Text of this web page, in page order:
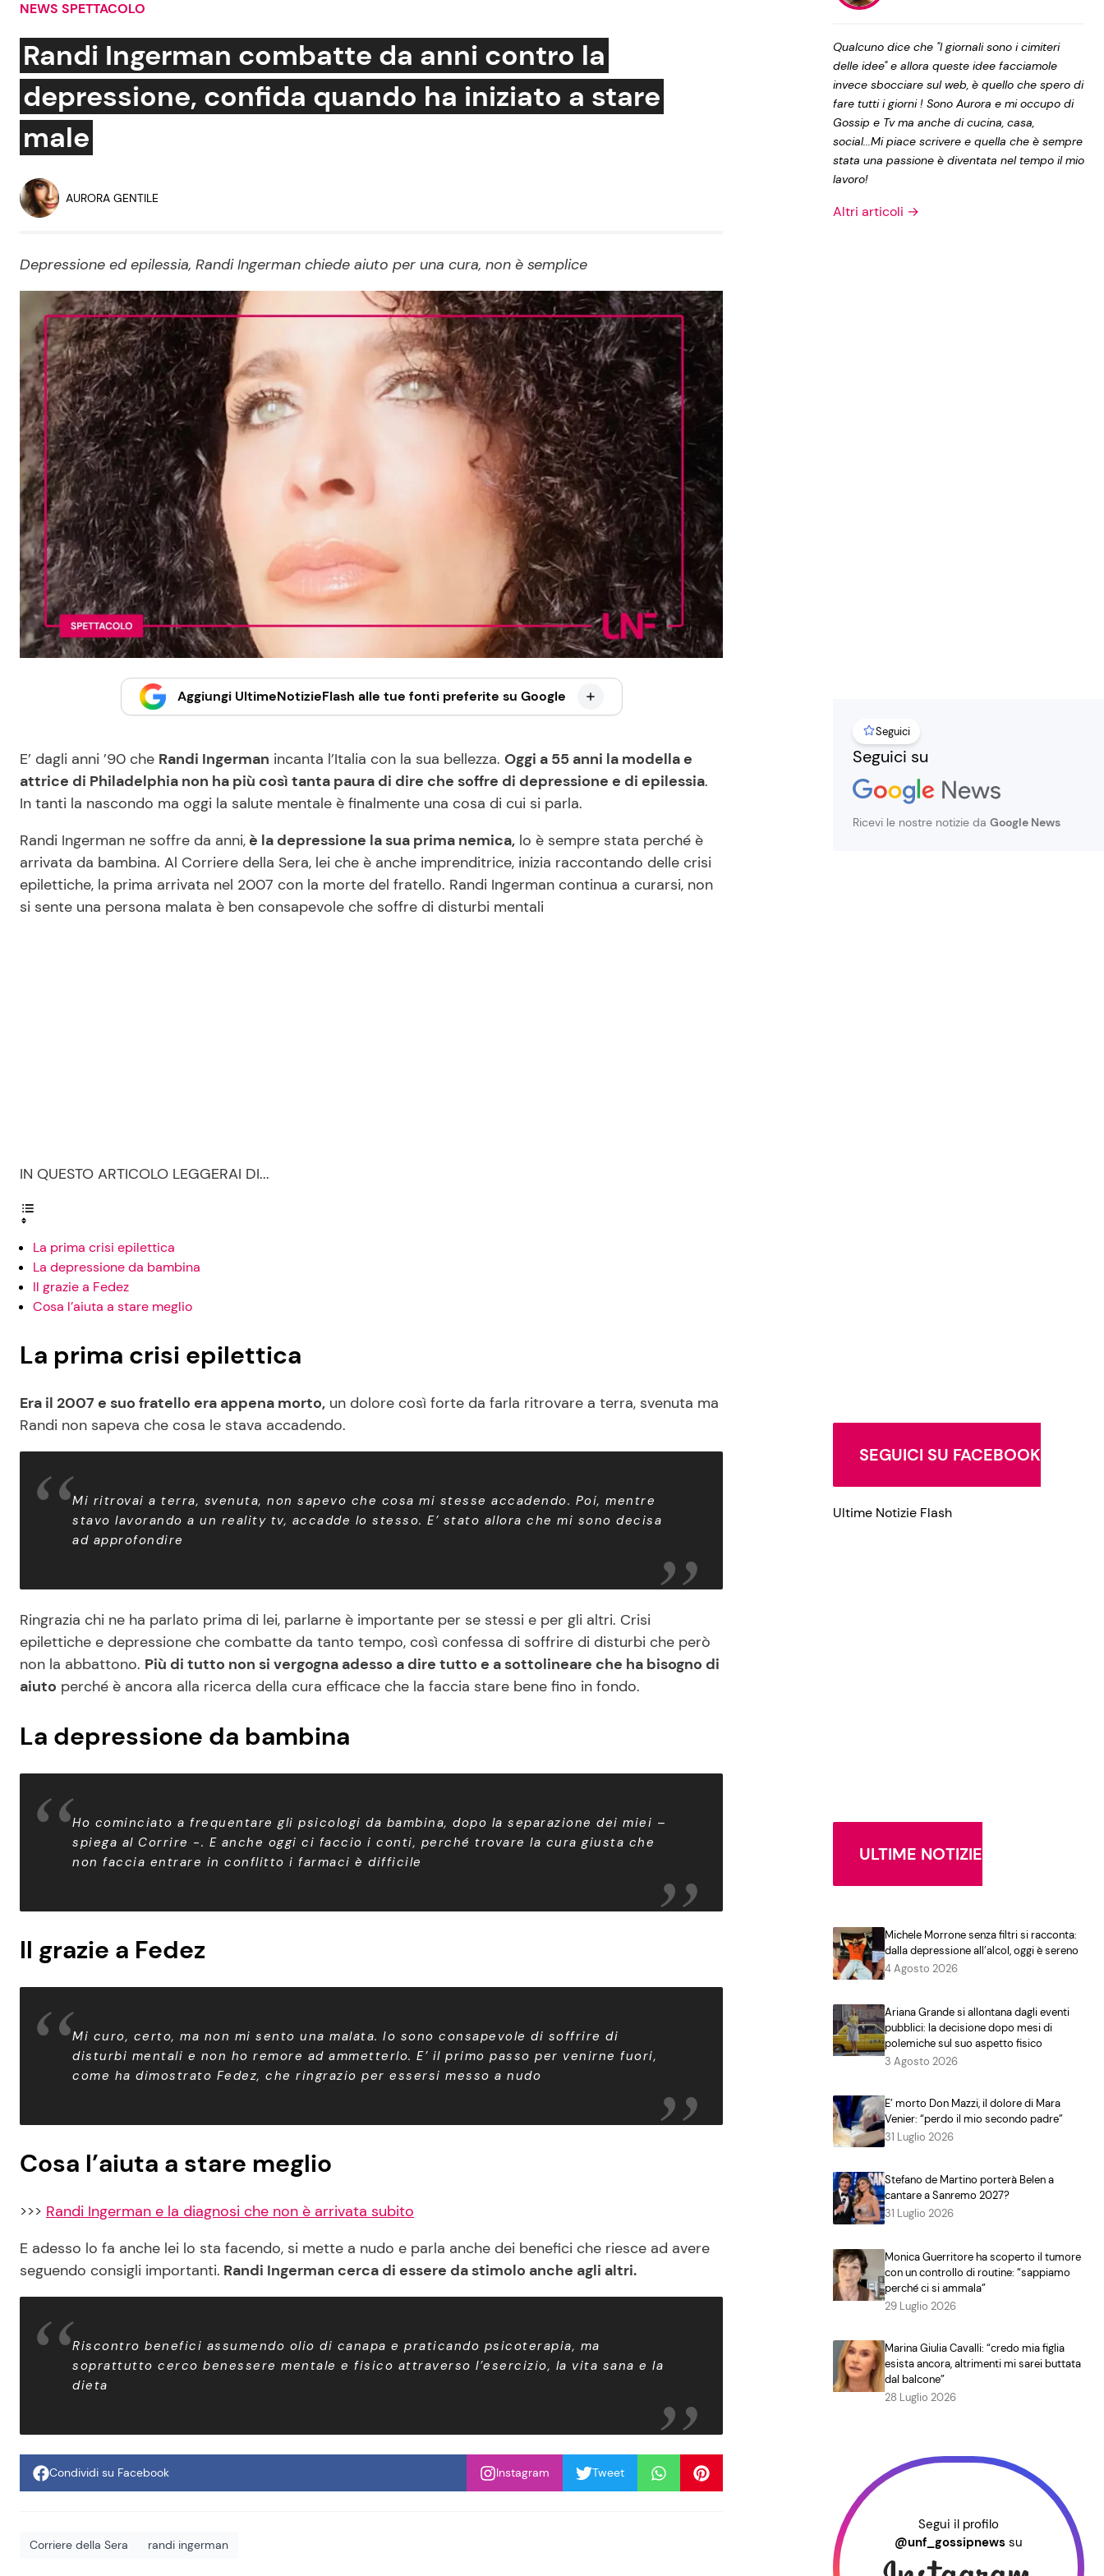
Social News
News dal mondo
Benessere Cucina e Ricette
Ricette Facili e Veloci
Ricette Feste
Ricette per Bambini
Privacy Policy
NEWS SPETTACOLO
Randi Ingerman combatte da anni contro la
depressione, confida quando ha iniziato a stare
male
AURORA GENTILE
Depressione ed epilessia, Randi Ingerman chiede aiuto per una cura, non è semplice
Aggiungi UltimeNotizieFlash alle tue fonti preferite su Google
E’ dagli anni ’90 che Randi Ingerman incanta l’Italia con la sua bellezza. Oggi a 55 anni la modella e
attrice di Philadelphia non ha più così tanta paura di dire che soffre di depressione e di epilessia.
In tanti la nascondo ma oggi la salute mentale è finalmente una cosa di cui si parla.
Randi Ingerman ne soffre da anni, è la depressione la sua prima nemica, lo è sempre stata perché è
arrivata da bambina. Al Corriere della Sera, lei che è anche imprenditrice, inizia raccontando delle crisi
epilettiche, la prima arrivata nel 2007 con la morte del fratello. Randi Ingerman continua a curarsi, non
si sente una persona malata è ben consapevole che soffre di disturbi mentali
IN QUESTO ARTICOLO LEGGERAI DI...
La prima crisi epilettica
La depressione da bambina
Il grazie a Fedez
Cosa l’aiuta a stare meglio
La prima crisi epilettica
Era il 2007 e suo fratello era appena morto, un dolore così forte da farla ritrovare a terra, svenuta ma
Randi non sapeva che cosa le stava accadendo.
Mi ritrovai a terra, svenuta, non sapevo che cosa mi stesse accadendo. Poi, mentre
stavo lavorando a un reality tv, accadde lo stesso. E’ stato allora che mi sono decisa
ad approfondire
Ringrazia chi ne ha parlato prima di lei, parlarne è importante per se stessi e per gli altri. Crisi
epilettiche e depressione che combatte da tanto tempo, così confessa di soffrire di disturbi che però
non la abbattono. Più di tutto non si vergogna adesso a dire tutto e a sottolineare che ha bisogno di
aiuto perché è ancora alla ricerca della cura efficace che la faccia stare bene fino in fondo.
La depressione da bambina
Ho cominciato a frequentare gli psicologi da bambina, dopo la separazione dei miei –
spiega al Corrire -. E anche oggi ci faccio i conti, perché trovare la cura giusta che
non faccia entrare in conflitto i farmaci è difficile
Il grazie a Fedez
Mi curo, certo, ma non mi sento una malata. Io sono consapevole di soffrire di
disturbi mentali e non ho remore ad ammetterlo. E’ il primo passo per venirne fuori,
come ha dimostrato Fedez, che ringrazio per essersi messo a nudo
Cosa l’aiuta a stare meglio
>>> Randi Ingerman e la diagnosi che non è arrivata subito
E adesso lo fa anche lei lo sta facendo, si mette a nudo e parla anche dei benefici che riesce ad avere
seguendo consigli importanti. Randi Ingerman cerca di essere da stimolo anche agli altri.
Riscontro benefici assumendo olio di canapa e praticando psicoterapia, ma
soprattutto cerco benessere mentale e fisico attraverso l’esercizio, la vita sana e la
dieta
Condividi su Facebook Instagram Tweet
Corriere della Sera randi ingerman
Qualcuno dice che "I giornali sono i cimiteri
delle idee" e allora queste idee facciamole
invece sbocciare sul web, è quello che spero di
fare tutti i giorni ! Sono Aurora e mi occupo di
Gossip e Tv ma anche di cucina, casa,
social...Mi piace scrivere e quella che è sempre
stata una passione è diventata nel tempo il mio
lavoro!
Altri articoli →
Seguici
Seguici su
Ricevi le nostre notizie da Google News
SEGUICI SU FACEBOOK
Ultime Notizie Flash
ULTIME NOTIZIE
Michele Morrone senza filtri si racconta:
dalla depressione all’alcol, oggi è sereno
4 Agosto 2026
Ariana Grande si allontana dagli eventi
pubblici: la decisione dopo mesi di
polemiche sul suo aspetto fisico
3 Agosto 2026
E’ morto Don Mazzi, il dolore di Mara
Venier: “perdo il mio secondo padre”
31 Luglio 2026
Stefano de Martino porterà Belen a
cantare a Sanremo 2027?
31 Luglio 2026
Monica Guerritore ha scoperto il tumore
con un controllo di routine: “sappiamo
perché ci si ammala”
29 Luglio 2026
Marina Giulia Cavalli: “credo mia figlia
esista ancora, altrimenti mi sarei buttata
dal balcone”
28 Luglio 2026
Segui il profilo
@unf_gossipnews su